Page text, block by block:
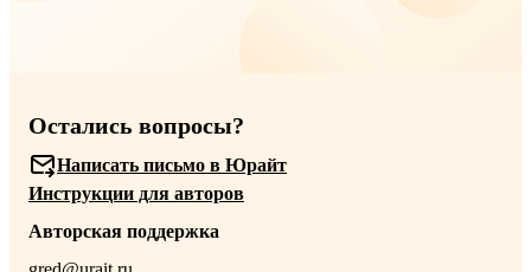
Остались вопросы?
Написать письмо в Юрайт
Инструкции для авторов
Авторская поддержка